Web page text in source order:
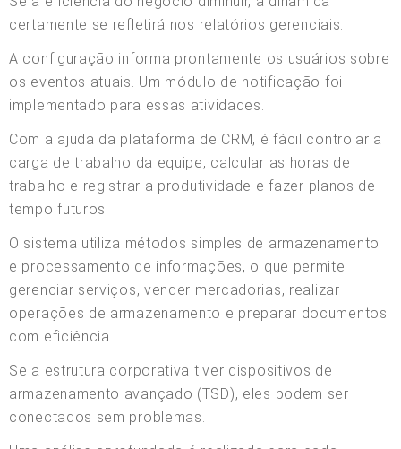
certamente se refletirá nos relatórios gerenciais.
A configuração informa prontamente os usuários sobre
os eventos atuais. Um módulo de notificação foi
implementado para essas atividades.
Com a ajuda da plataforma de CRM, é fácil controlar a
carga de trabalho da equipe, calcular as horas de
trabalho e registrar a produtividade e fazer planos de
tempo futuros.
O sistema utiliza métodos simples de armazenamento
e processamento de informações, o que permite
gerenciar serviços, vender mercadorias, realizar
operações de armazenamento e preparar documentos
com eficiência.
Se a estrutura corporativa tiver dispositivos de
armazenamento avançado (TSD), eles podem ser
conectados sem problemas.